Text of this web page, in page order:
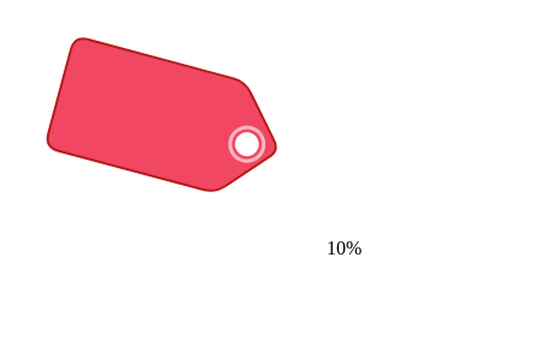
10%